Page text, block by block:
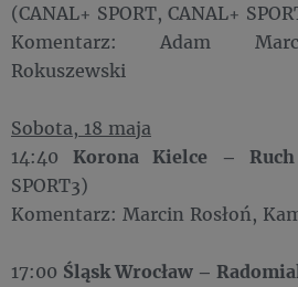
(CANAL+ SPORT, CANAL+
Komentarz: Adam
Rokuszewski
Sobota, 18 maja
14:40Korona Kielce –
SPORT3)
Komentarz: Marcin Rosłoń,
17:00 Śląsk Wrocław –